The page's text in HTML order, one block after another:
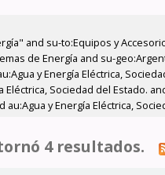
and su-to:Equipos y
de Energía and su-
y Energía Eléctrica,
Sociedad del Estado.
au:Agua y Energía Eléctrica,
4 resultados.